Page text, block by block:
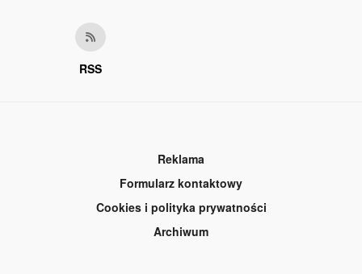
RSS
Reklama
Formularz kontaktowy
Cookies i polityka prywatności
Archiwum